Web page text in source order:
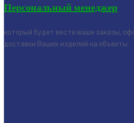
Персональный менеджер
который будет вести ваши заказы,
доставки Ваших изделий на объекты.